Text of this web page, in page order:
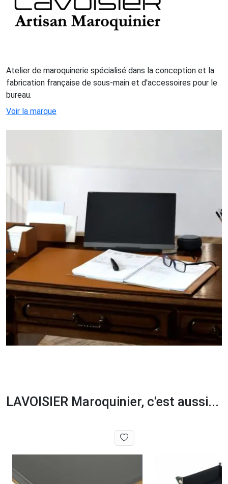
Atelier de maroquinerie spécialisé dans la conception et la
fabrication française de sous-main et d'accessoires pour le
bureau.
Voir la marque
LAVOISIER Maroquinier, c'est aussi...